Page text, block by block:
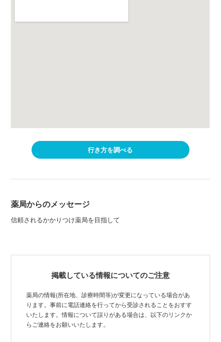
行き方を調べる
薬局からのメッセージ
信頼されるかかりつけ薬局を目指して
掲載している情報についてのご注意
薬局の情報(所在地、診療時間等)が変更になっている場合があ
ります。事前に電話連絡を行ってから受診されることをおすす
いたします。情報について誤りがある場合は、以下のリンクか
らご連絡をお願いいたします。